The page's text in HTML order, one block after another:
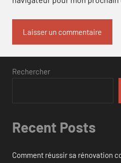
Rechercher
Recent Posts
Comment réussir sa rénovation